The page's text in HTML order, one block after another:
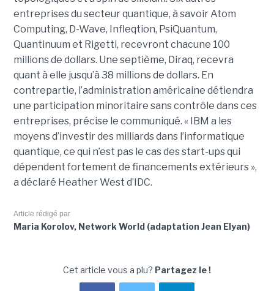
entreprises du secteur quantique, à savoir Atom
Computing, D-Wave, Infleqtion, PsiQuantum,
Quantinuum et Rigetti, recevront chacune 100
millions de dollars. Une septième, Diraq, recevra
quant à elle jusqu’à 38 millions de dollars. En
contrepartie, l’administration américaine détiendra
une participation minoritaire sans contrôle dans ces
entreprises, précise le communiqué. « IBM a les
moyens d’investir des milliards dans l’informatique
quantique, ce qui n’est pas le cas des start-ups qui
dépendent fortement de financements extérieurs »,
a déclaré Heather West d’IDC.
Article rédigé par
Maria Korolov, Network World (adaptation Jean Elyan)
Cet article vous a plu? Partagez le !